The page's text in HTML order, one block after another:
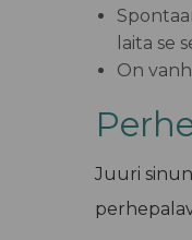
laita se
On
Juuri